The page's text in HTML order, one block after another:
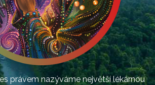
právem nazýváme největší lékárnou